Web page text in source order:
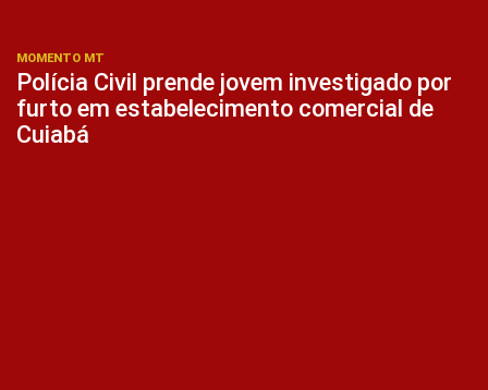
MOMENTO MT
Polícia Civil prende jovem investigado por
furto em estabelecimento comercial de
Cuiabá